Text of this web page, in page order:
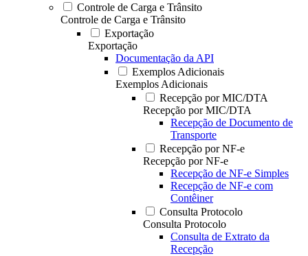
Controle de Carga e Trânsito
Controle de Carga e Trânsito
Exportação
Exportação
Documentação da API
Exemplos Adicionais
Exemplos Adicionais
Recepção por MIC/DTA
Recepção por MIC/DTA
Recepção de Documento de
Transporte
Recepção por NF-e
Recepção por NF-e
Recepção de NF-e Simples
Recepção de NF-e com
Contêiner
Consulta Protocolo
Consulta Protocolo
Consulta de Extrato da
Recepção